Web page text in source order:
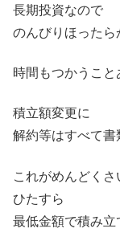
長期投資なので
のんびりほったら
時間もつかうこと
積立額変更に
解約等はすべて書
これがめんどくさ
ひたすら
最低金額で積み立